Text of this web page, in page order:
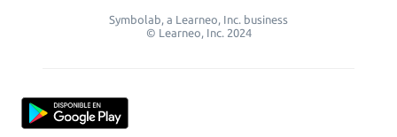
Symbolab, a Learneo, Inc. business
© Learneo, Inc. 2024